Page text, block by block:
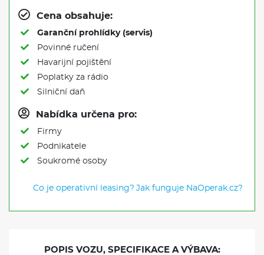
Cena obsahuje:
Garanční prohlídky (servis)
Povinné ručení
Havarijní pojištění
Poplatky za rádio
Silniční daň
Nabídka určena pro:
Firmy
Podnikatele
Soukromé osoby
Co je operativní leasing? Jak funguje NaOperak.cz?
POPIS VOZU, SPECIFIKACE A VÝBAVA: